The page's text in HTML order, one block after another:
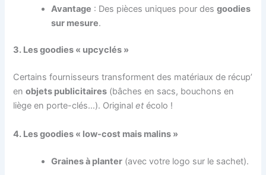
Avantage : Des pièces uniques pour desgoodies
sur mesure.
3. Les goodies « upcyclés »
Certains fournisseurs transforment des matériaux de récup’
enobjets publicitaires (bâches en sacs, bouchons en
liège en porte-clés…). Originalet écolo !
4. Les goodies « low-cost mais malins »
Graines à planter (avec votre logo sur le sachet).